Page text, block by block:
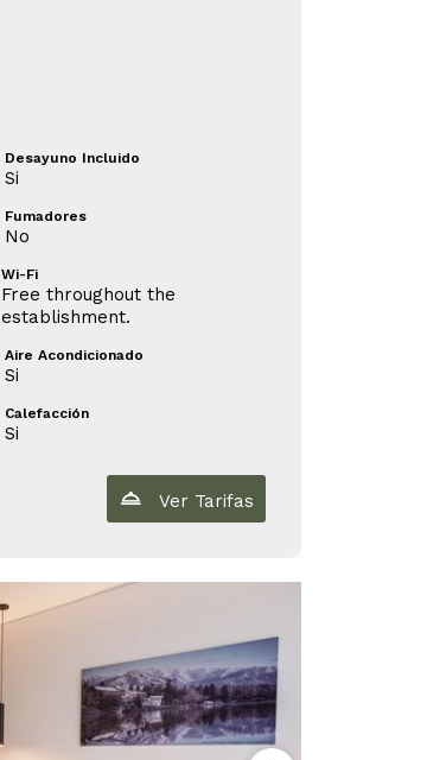
Desayuno Incluido
Si
Fumadores
No
Wi-Fi
Free throughout the
establishment.
Aire Acondicionado
Si
Calefacción
Si
Ver Tarifas